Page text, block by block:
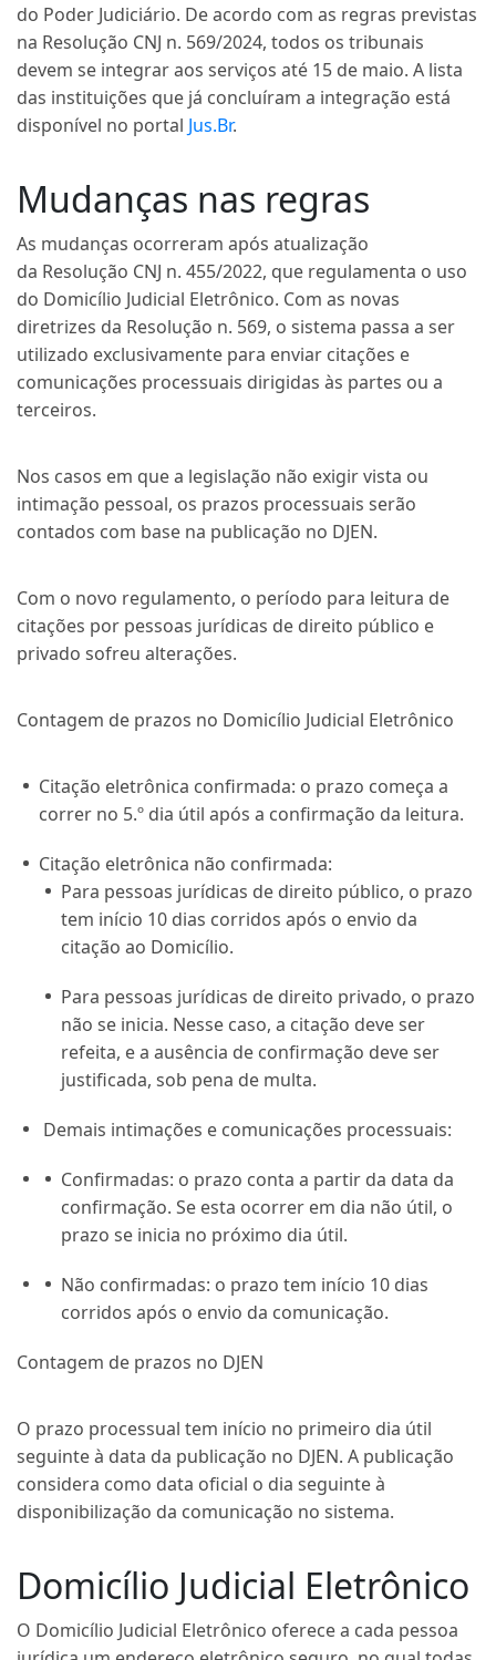
do Poder Judiciário. De acordo com as regras previstas
na Resolução CNJ n. 569/2024, todos os tribunais
devem se integrar aos serviços até 15 de maio. A lista
das instituições que já concluíram a integração está
disponível no portal Jus.Br.
Mudanças nas regras
As mudanças ocorreram após atualização
da Resolução CNJ n. 455/2022, que regulamenta o uso
do Domicílio Judicial Eletrônico. Com as novas
diretrizes da Resolução n. 569, o sistema passa a ser
utilizado exclusivamente para enviar citações e
comunicações processuais dirigidas às partes ou a
terceiros.
Nos casos em que a legislação não exigir vista ou
intimação pessoal, os prazos processuais serão
contados com base na publicação no DJEN.
Com o novo regulamento, o período para leitura de
citações por pessoas jurídicas de direito público e
privado sofreu alterações.
Contagem de prazos no Domicílio Judicial Eletrônico
Citação eletrônica confirmada: o prazo começa a
correr no 5.º dia útil após a confirmação da leitura.
Citação eletrônica não confirmada:
Para pessoas jurídicas de direito público, o prazo
tem início 10 dias corridos após o envio da
citação ao Domicílio.
Para pessoas jurídicas de direito privado, o prazo
não se inicia. Nesse caso, a citação deve ser
refeita, e a ausência de confirmação deve ser
justificada, sob pena de multa.
Demais intimações e comunicações processuais:
Confirmadas: o prazo conta a partir da data da
confirmação. Se esta ocorrer em dia não útil, o
prazo se inicia no próximo dia útil.
Não confirmadas: o prazo tem início 10 dias
corridos após o envio da comunicação.
Contagem de prazos no DJEN
O prazo processual tem início no primeiro dia útil
seguinte à data da publicação no DJEN. A publicação
considera como data oficial o dia seguinte à
disponibilização da comunicação no sistema.
Domicílio Judicial Eletrônico
O Domicílio Judicial Eletrônico oferece a cada pessoa